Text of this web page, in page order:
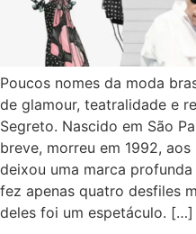
Poucos nomes da moda
de glamour, teatralidade e
Segreto. Nascido em São
breve, morreu em 1992,
deixou uma marca
fez apenas quatro desfiles
deles foi um espetáculo. […]